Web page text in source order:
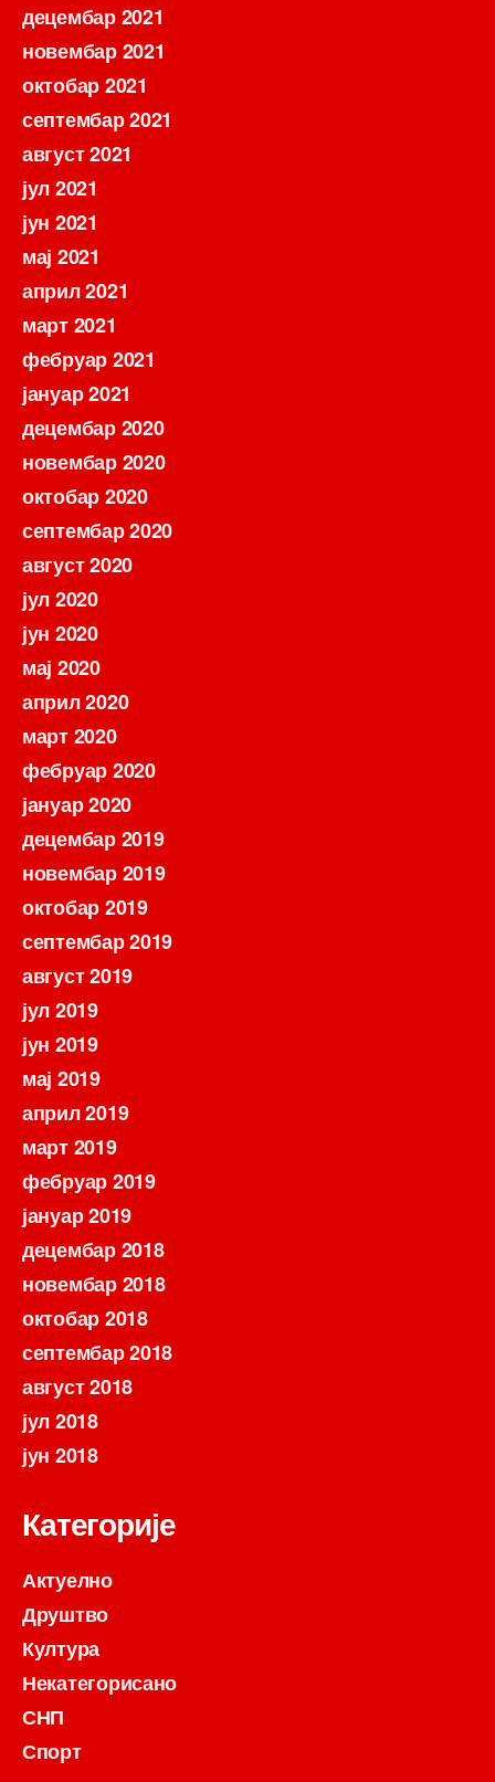
децембар 2021
новембар 2021
октобар 2021
септембар 2021
август 2021
јул 2021
јун 2021
мај 2021
април 2021
март 2021
фебруар 2021
јануар 2021
децембар 2020
новембар 2020
октобар 2020
септембар 2020
август 2020
јул 2020
јун 2020
мај 2020
април 2020
март 2020
фебруар 2020
јануар 2020
децембар 2019
новембар 2019
октобар 2019
септембар 2019
август 2019
јул 2019
јун 2019
мај 2019
април 2019
март 2019
фебруар 2019
јануар 2019
децембар 2018
новембар 2018
октобар 2018
септембар 2018
август 2018
јул 2018
јун 2018
Категорије
Актуелно
Друштво
Култура
Некатегорисано
СНП
Спорт